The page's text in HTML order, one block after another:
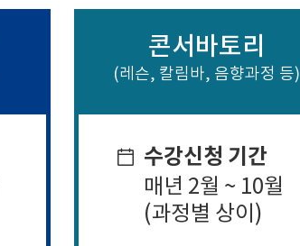
콘서바토리
(레슨, 칼림바, 음향과정 등)
수강신청 기간
매년 2월 ~ 10월
(과정별 상이)